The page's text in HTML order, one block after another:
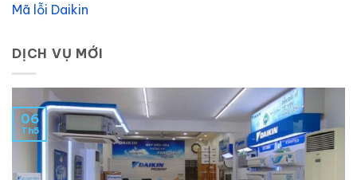
Mã lỗi Daikin
DỊCH VỤ MỚI
06
Th5